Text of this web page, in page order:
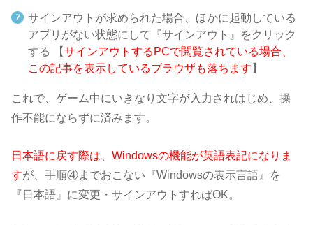
サインアウトが求められた場合、ほかに起動している
アプリがない状態にして『サインアウト』をクリック
する 【サインアウトするPCで閲覧されている場合、
この記事を表示しているブラウザも落ちます 】
これで、ゲーム中にいきなり文字が入力されはじめ、操
作不能にならずに済みます。
日本語に戻す際は、Windowsの機能が英語表記になりま
すが、手順④までおこない『Windowsの表示言語』を
『日本語』に変更・サインアウトすればOK。